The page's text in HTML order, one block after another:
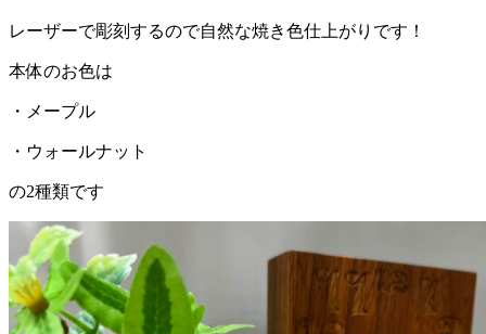
レーザーで彫刻するので自然な焼き色仕上がりです！
本体のお色は
・メープル
・ウォールナット
の2種類です